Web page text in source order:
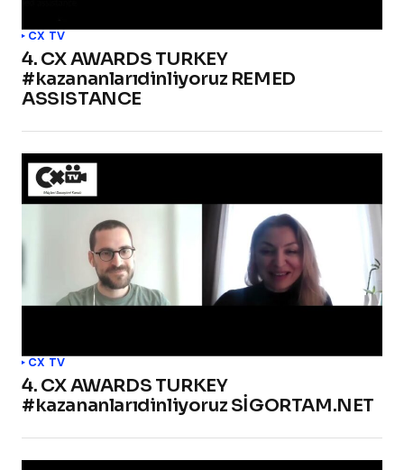
CX TV
4. CX AWARDS TURKEY
#kazananlarıdinliyoruz REMED
ASSISTANCE
CX TV
4. CX AWARDS TURKEY
#kazananlarıdinliyoruz SİGORTAM.NET